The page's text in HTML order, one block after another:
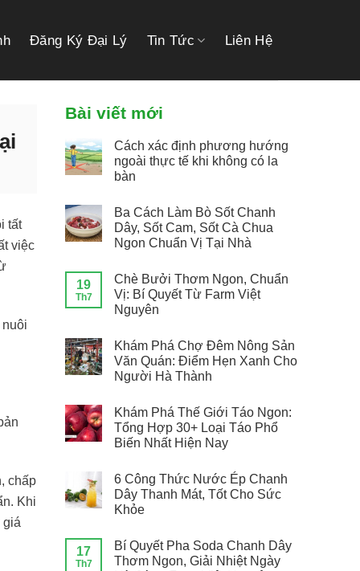
Đăng Ký Đại Lý Tin Tức Liên Hệ
tất
việc
chấp
Khi
giá
Bài viết mới
Cách xác định phương hướng
ngoài thực tế khi không có la
bàn
Ba Cách Làm Bò Sốt Chanh
Dây, Sốt Cam, Sốt Cà Chua
Ngon Chuẩn Vị Tại Nhà
19
Th7
Chè Bưởi Thơm Ngon, Chuẩn
Vị: Bí Quyết Từ Farm Việt
Nguyên
Khám Phá Chợ Đêm Nông Sản
Văn Quán: Điểm Hẹn Xanh Cho
Người Hà Thành
Khám Phá Thế Giới Táo Ngon:
Tổng Hợp 30+ Loại Táo Phổ
Biến Nhất Hiện Nay
6 Công Thức Nước Ép Chanh
Dây Thanh Mát, Tốt Cho Sức
Khỏe
17
Th7
Bí Quyết Pha Soda Chanh Dây
Thơm Ngon, Giải Nhiệt Ngày